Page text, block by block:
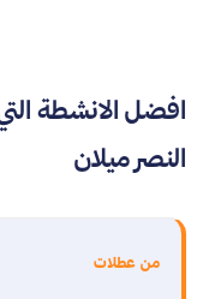
افضل الانشطة
النصر ميلان
من عطلات